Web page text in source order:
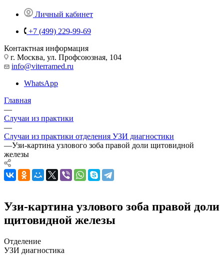
Личный кабинет
+7 (499) 229-99-69
Контактная информация
г. Москва, ул. Профсоюзная, 104
info@viterramed.ru
WhatsApp
Главная
—
Случаи из практики
—
Случаи из практики отделения УЗИ диагностики
—Узи-картина узлового зоба правой доли щитовидной
железы
Узи-картина узлового зоба правой доли
щитовидной железы
Отделение
УЗИ диагностика